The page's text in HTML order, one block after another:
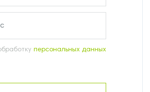
персональных данных